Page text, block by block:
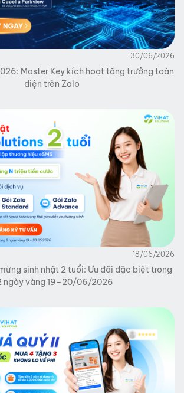
30/06/2026
Master Key kích hoạt tăng trưởng toàn
diện trên Zalo
18/06/2026
sinh nhật 2 tuổi: Ưu đãi đặc biệt trong
ngày vàng 19–20/06/2026